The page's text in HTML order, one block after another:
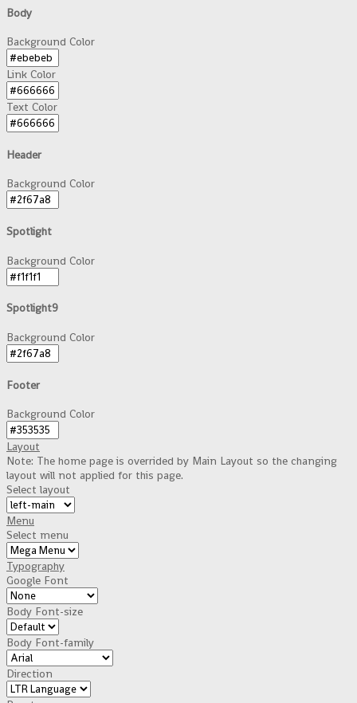
Body
Background Color
Link Color
Text Color
Header
Background Color
Spotlight
Background Color
Spotlight9
Background Color
Footer
Background Color
Layout
Note: The home page is overrided by Main Layout so the changing
layout will not applied for this page.
Select layout
Menu
Select menu
Typography
Google Font
Body Font-size
Body Font-family
Direction